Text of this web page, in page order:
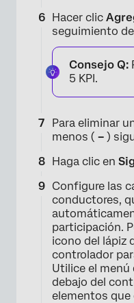
Hacer clic
seguimiento
Consejo Q:
5 KPI.
Para eliminar
menos ( – )
Haga clic en
Configure las
conductores,
participación.
icono del lápiz
controlador
Utilice el menú
debajo del
elementos